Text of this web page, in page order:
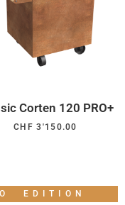
Corten 120 PRO+
CHF 3'150.00
EDITION